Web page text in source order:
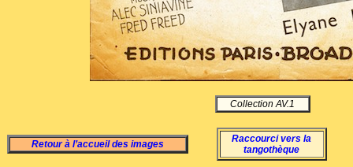
Collection AV.1
Retour à l’accueil des images
Raccourci vers la
tangothèque